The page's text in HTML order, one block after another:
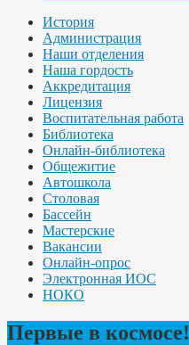
История
Администрация
Наши отделения
Наша гордость
Аккредитация
Лицензия
Воспитательная работа
Библиотека
Онлайн-библиотека
Общежитие
Автошкола
Столовая
Бассейн
Мастерские
Вакансии
Онлайн-опрос
Электронная ИОС
НОКО
Первые в космосе!